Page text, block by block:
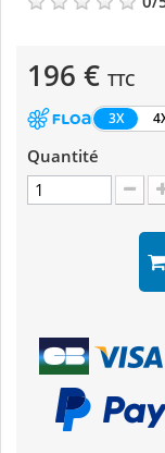
196 € TTC
3X
Quantité